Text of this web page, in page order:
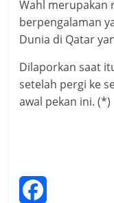
Wahl merupakan
berpengalaman
Dunia di Qatar
Dilaporkan saat
setelah pergi ke
awal pekan ini. (*)